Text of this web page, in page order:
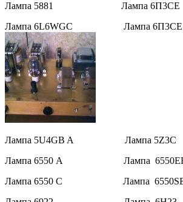
Лампа 5881 Лампа 6П3СЕ
Лампа 6L6WGC Лампа 6П3СЕ
Лампа 5U4GB A Лампа 5Z3C
Лампа 6550 A Лампа
Лампа 6550 C Лампа